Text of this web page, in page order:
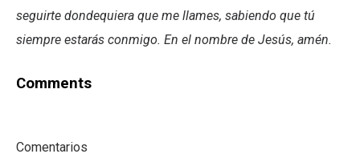
seguirte dondequiera que me llames, sabiendo que tú
siempre estarás conmigo. En el nombre de Jesús, amén.
Comments
Comentarios